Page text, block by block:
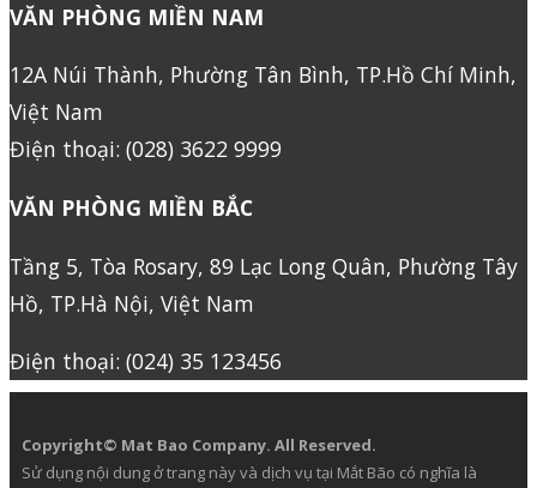
VĂN PHÒNG MIỀN NAM
12A Núi Thành, Phường Tân Bình, TP.Hồ Chí Minh,
Việt Nam
Điện thoại: (028) 3622 9999
VĂN PHÒNG MIỀN BẮC
Tầng 5, Tòa Rosary, 89 Lạc Long Quân, Phường Tây
Hồ, TP.Hà Nội, Việt Nam
Điện thoại: (024) 35 123456
Copyright© Mat Bao Company. All Reserved.
Sử dụng nội dung ở trang này và dịch vụ tại Mắt Bão có nghĩa là